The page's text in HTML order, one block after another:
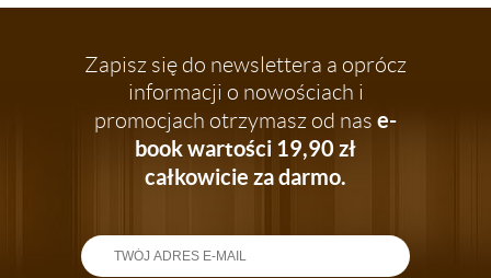
Zapisz się do newslettera a oprócz
informacji o nowościach i
promocjach otrzymasz od nas e-
book wartości 19,90 zł
całkowicie za darmo.